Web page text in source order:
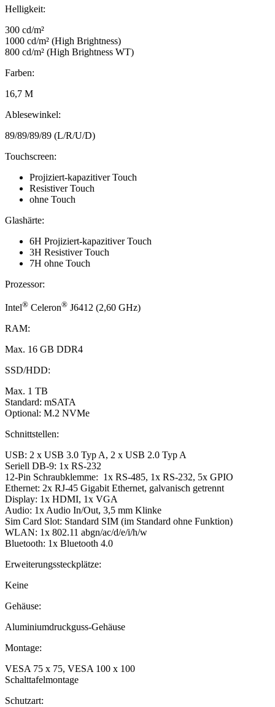
Helligkeit:
300 cd/m²
1000 cd/m² (High Brightness)
800 cd/m² (High Brightness WT)
Farben:
16,7 M
Ablesewinkel:
89/89/89/89 (L/R/U/D)
Touchscreen:
Projiziert-kapazitiver Touch
Resistiver Touch
ohne Touch
Glashärte:
6H Projiziert-kapazitiver Touch
3H Resistiver Touch
7H ohne Touch
Prozessor:
Intel® Celeron® J6412 (2,60 GHz)
RAM:
Max. 16 GB DDR4
SSD/HDD:
Max. 1 TB
Standard: mSATA
Optional: M.2 NVMe
Schnittstellen:
USB: 2 x USB 3.0 Typ A, 2 x USB 2.0 Typ A
Seriell DB-9: 1x RS-232
12-Pin Schraubklemme: 1x RS-485, 1x RS-232, 5x GPIO
Ethernet: 2x RJ-45 Gigabit Ethernet, galvanisch getrennt
Display: 1x HDMI, 1x VGA
Audio: 1x Audio In/Out, 3,5 mm Klinke
Sim Card Slot: Standard SIM (im Standard ohne Funktion)
WLAN: 1x 802.11 abgn/ac/d/e/i/h/w
Bluetooth: 1x Bluetooth 4.0
Erweiterungssteckplätze:
Keine
Gehäuse:
Aluminiumdruckguss-Gehäuse
Montage:
VESA 75 x 75, VESA 100 x 100
Schalttafelmontage
Schutzart: